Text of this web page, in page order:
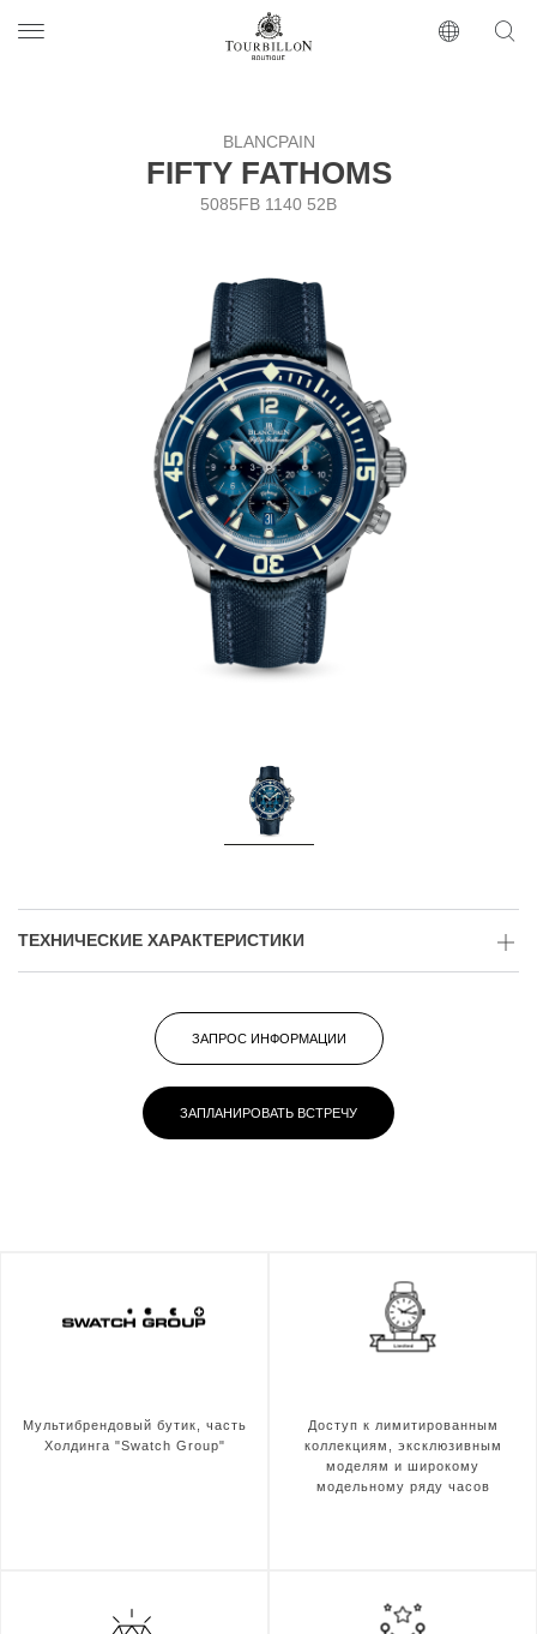
https://www.tourbillon.com/ru
BLANCPAIN
FIFTY FATHOMS
5085FB 1140 52B
ТЕХНИЧЕСКИЕ ХАРАКТЕРИСТИКИ
ЗАПРОС ИНФОРМАЦИИ
ЗАПЛАНИРОВАТЬ ВСТРЕЧУ
Мультибрендовый бутик, часть
Холдинга "Swatch Group"
Доступ к лимитированным
коллекциям, эксклюзивным
моделям и широкому
модельному ряду часов